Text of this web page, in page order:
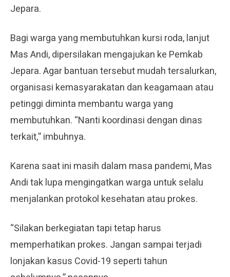
Jepara.
Bagi warga yang membutuhkan kursi roda, lanjut
Mas Andi, dipersilakan mengajukan ke Pemkab
Jepara. Agar bantuan tersebut mudah tersalurkan,
organisasi kemasyarakatan dan keagamaan atau
petinggi diminta membantu warga yang
membutuhkan. “Nanti koordinasi dengan dinas
terkait,” imbuhnya.
Karena saat ini masih dalam masa pandemi, Mas
Andi tak lupa mengingatkan warga untuk selalu
menjalankan protokol kesehatan atau prokes.
“Silakan berkegiatan tapi tetap harus
memperhatikan prokes. Jangan sampai terjadi
lonjakan kasus Covid-19 seperti tahun